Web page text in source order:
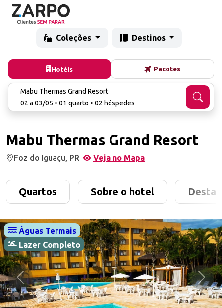
Coleções Destinos
Hotéis Pacotes
Mabu Thermas Grand Resort
02 a 03/05 • 01 quarto • 02 hóspedes
Mabu Thermas Grand Resort
Foz do Iguaçu, PR Veja no Mapa
Quartos Sobre o hotel
Anterior
Águas Termais
Lazer Completo